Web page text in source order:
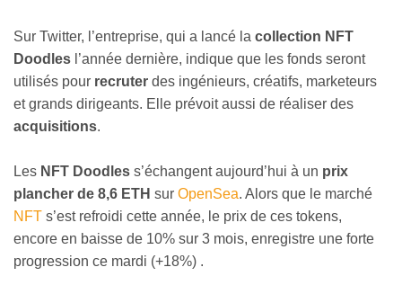
Sur Twitter, l’entreprise, qui a lancé la collection NFT
Doodles l’année dernière, indique que les fonds seront
utilisés pour recruter des ingénieurs, créatifs, marketeurs
et grands dirigeants. Elle prévoit aussi de réaliser des
acquisitions.
Les NFT Doodles s’échangent aujourd’hui à un prix
plancher de 8,6 ETH sur OpenSea. Alors que le marché
NFT s’est refroidi cette année, le prix de ces tokens,
encore en baisse de 10% sur 3 mois, enregistre une forte
progression ce mardi (+18%) .